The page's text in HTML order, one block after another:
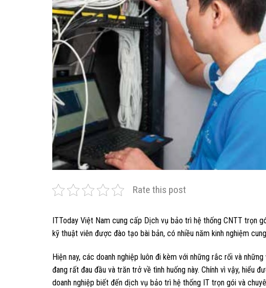
Rate this post
ITToday Việt Nam cung cấp Dịch vụ bảo trì hệ thống CNTT trọn
kỹ thuật viên được đào tạo bài bản, có nhiều năm kinh nghiệm
Hiện nay, các doanh nghiệp luôn đi kèm với những rắc rối và
đang rất đau đầu và trăn trở về tình huống này. Chính vì vậy, hiểu
doanh nghiệp biết đến dịch vụ bảo trì hệ thống IT trọn gói và